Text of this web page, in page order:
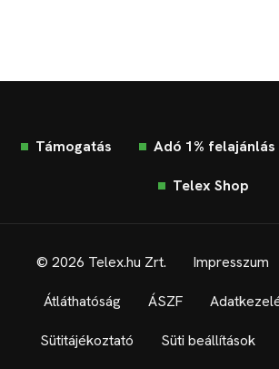
Támogatás Adó 1% felajánlás
Telex Shop
© 2026 Telex.hu Zrt. Impresszum
Átláthatóság ÁSZF
Sütitájékoztató Süti beállítások